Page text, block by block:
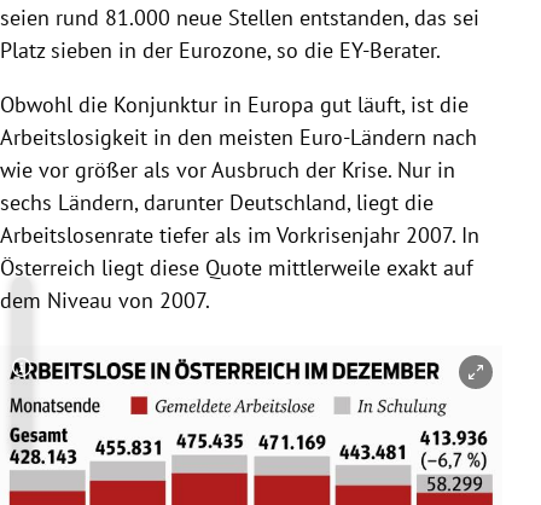
seien rund 81.000 neue Stellen entstanden, das sei
Platz sieben in der Eurozone, so die EY-Berater.
Obwohl die Konjunktur in Europa gut läuft, ist die
Arbeitslosigkeit in den meisten Euro-Ländern nach
wie vor größer als vor Ausbruch der Krise. Nur in
sechs Ländern, darunter Deutschland, liegt die
Arbeitslosenrate tiefer als im Vorkrisenjahr 2007. In
Österreich liegt diese Quote mittlerweile exakt auf
dem Niveau von 2007.
Copyright-Hinweis öffnen/schließen